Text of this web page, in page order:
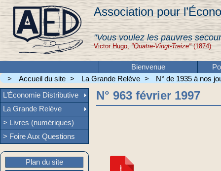
Association pour
"Vous voulez les pauvres
Victor Hugo, "Quatre-Vingt-Treize"(1874)
Bienvenue
>
Accueil du site > La Grande Relève > N° de 1935 à nos
N° 963 février 1997
L’Économie Distributive
La Grande Relève
> Livres (numériques)
> Foire Aux Questions
Plan du site